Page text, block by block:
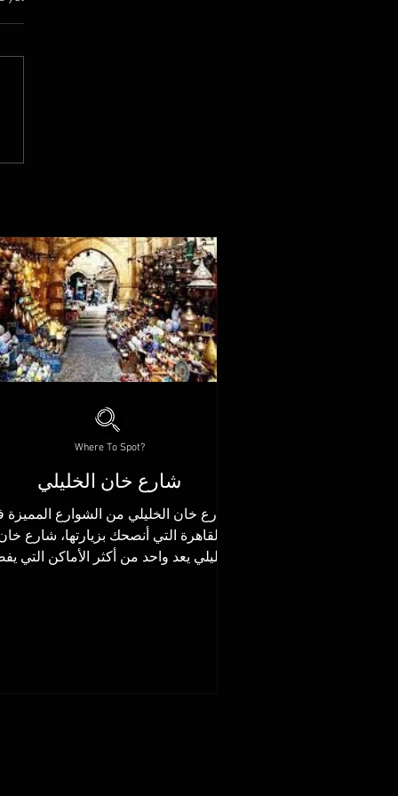
شارع خان الخليلي
شارع خان الخليلي من الشوارع المميزة
القاهرة التي أنصحك بزيارتها، شارع
الخليلي يعد واحد من أكثر الأماكن التي
Where To Spot?